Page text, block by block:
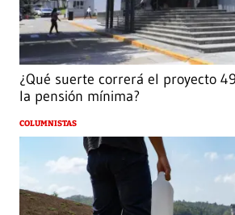
¿Qué suerte correrá el proyecto
la pensión mínima?
COLUMNISTAS